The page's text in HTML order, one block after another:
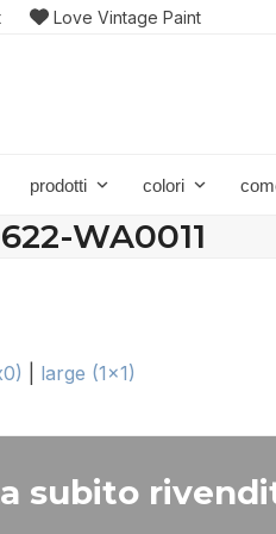
Love Vintage Paint
prodotti colori
WA0011
large (1x1)
subito